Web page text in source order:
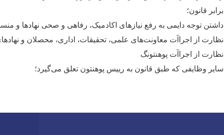
برابر قانون؛
داشتن توجه دایمی به رفع نیازهای اکادمیک، رفاهی و صحی نهادها و
نظارت از اجراآت معاونت‌های علمی، تحقیقات، اداری، محصلان و
نظارت از اجراآت پوهنتونگ
سایر وظایفی که طبق قانون به رییس پوهنتون تعلق می‌گیرد؛